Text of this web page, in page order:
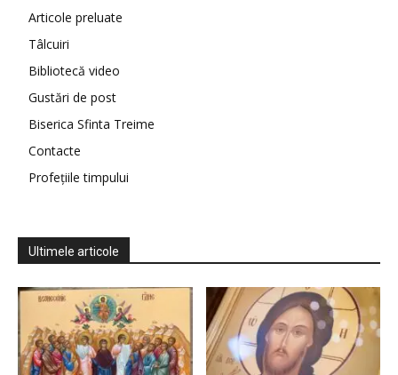
Articole preluate
Tâlcuiri
Bibliotecă video
Gustări de post
Biserica Sfinta Treime
Contacte
Profețiile timpului
Ultimele articole